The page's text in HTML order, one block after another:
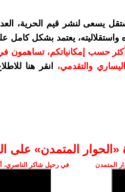
يسعى لنشر قيم الحرية،
واستقلاليته، يعتمد بشكل كامل
سنويًا أو أكثر حسب إمكانياتكم،
والتقدمي،
انقر هنا
المتمدن» على
المتمدن في رحيل شاكر الناصري،